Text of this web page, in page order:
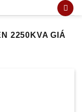
2250KVA GIÁ